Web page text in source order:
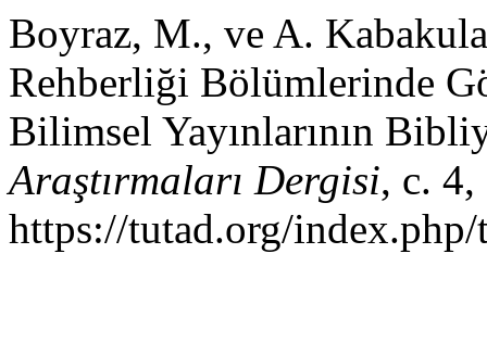
Boyraz, M., ve A.
Rehberliği Bölümlerinde
Bilimsel Yayınlarının
Araştırmaları Dergisi, c. 4,
https://tutad.org/